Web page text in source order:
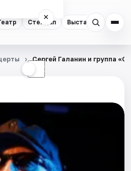
Стендап Выставки
×
☾
Сергей Галанин и группа